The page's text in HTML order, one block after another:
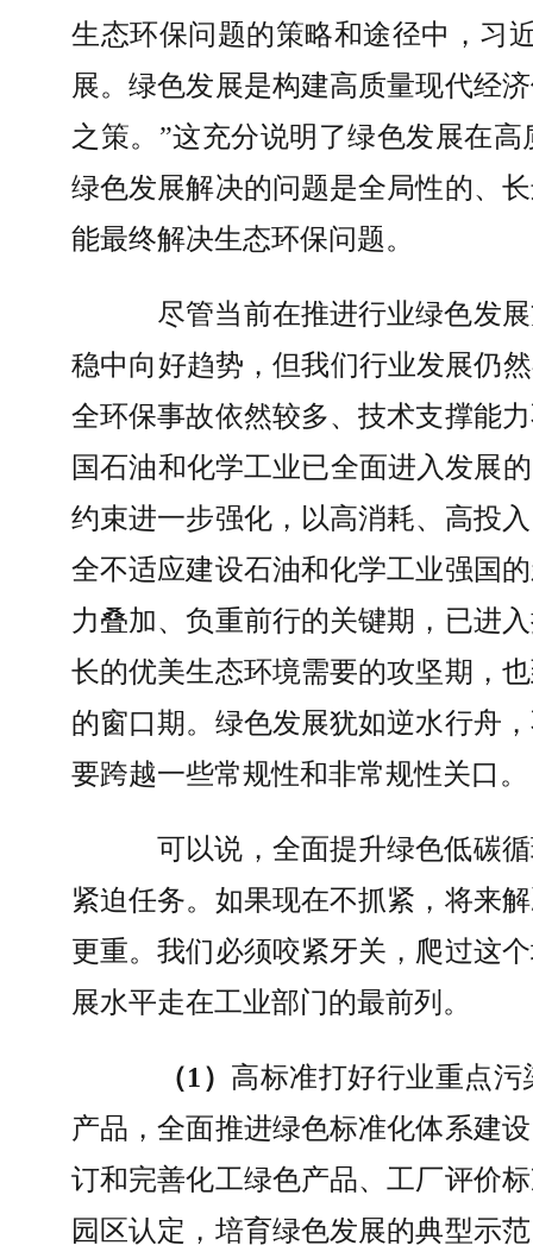
生态环保问题的策略和途径中，习
展。绿色发展是构建高质量现代经
之策。 ”这充分说明了绿色发展在
绿色发展解决的问题是全局性的、
能最终解决生态环保问题。
尽管当前在推进行业绿色发
稳中向好趋势，但我们行业发展仍
全环保事故依然较多、技术支撑能
国石油和化学工业已全面进入发展的
约束进一步强化，以高消耗、高投
全不适应建设石油和化学工业强国
力叠加、负重前行的关键期，已进
长的优美生态环境需要的攻坚期，
的窗口期。绿色发展犹如逆水行舟
要跨越一些常规性和非常规性关口。
可以说，全面提升绿色低碳
紧迫任务。如果现在不抓紧，将来
更重。我们必须咬紧牙关，爬过这
展水平走在工业部门的最前列。
（1 ） 高标准打好行业重点
产品，全面推进绿色标准化体系建
订和完善化工绿色产品、工厂评价
园区认定，培育绿色发展的典型示